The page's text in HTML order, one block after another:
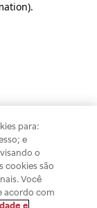
.
para:
e
o
cookies são
Você
acordo com
e